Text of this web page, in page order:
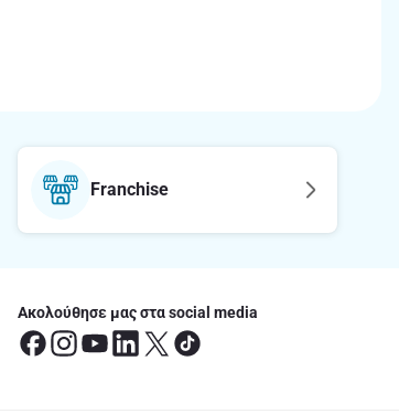
Franchise
Ακολούθησε μας στα social media